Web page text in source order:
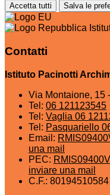
Accetta tutti Salva le
Contatti
Istituto Pacinotti
Via Montaione, 15
Tel: 06 121123545
Tel: Vaglia 06
Tel: Pasquariello
Email:
una mail
PEC:
inviare una mail
C.F.: 80194510584